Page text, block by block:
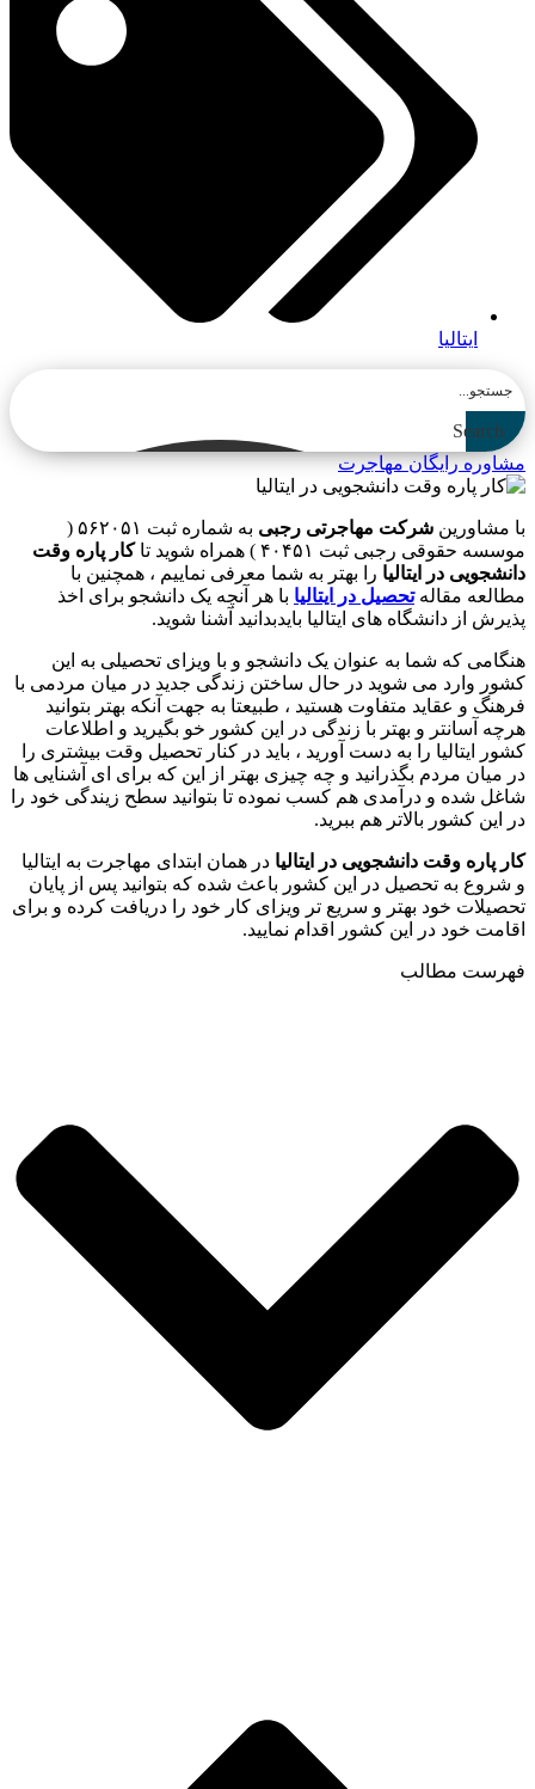
ایتالیا
Search
مشاوره رایگان مهاجرت
با مشاورین شرکت مهاجرتی رجبی
به شماره ثبت ۵۶۲۰۵۱ (
موسسه حقوقی رجبی ثبت ۴۰۴۵۱ ) همراه شوید تا
كار پاره وقت
دانشجویی در ایتالیا را بهتر به شما معرفی نماییم ، همچنین با
مطالعه مقالهتحصیل در ایتالیا با هر آنچه یک دانشجو برای اخذ
پذیرش از دانشگاه های ایتالیا بایدبدانید آشنا شوید.
هنگامی که شما به عنوان یک دانشجو و با ویزای تحصیلی به این
کشور وارد می شوید در حال ساختن زندگی جدید در میان مردمی با
فرهنگ و عقاید متفاوت هستید ، طبیعتا به جهت آنکه بهتر بتوانید
هرچه آسانتر و بهتر با زندگی در این کشور خو بگیرید و اطلاعات
کشور ایتالیا را به دست آورید ، باید در کنار تحصیل وقت بیشتری را
در میان مردم بگذرانید و چه چیزی بهتر از این که برای ای آشنایی ها
شاغل شده و درآمدی هم کسب نموده تا بتوانید سطح زیندگی خود را
در این کشور بالاتر هم ببرید.
كار پاره وقت دانشجویی در ایتالیا در همان ابتدای مهاجرت به ایتالیا
و شروع به تحصیل در این کشور باعث شده که بتوانید پس از پایان
تحصیلات خود بهتر و سریع تر ویزای کار خود را دریافت کرده و برای
اقامت خود در این کشور اقدام نمایید.
فهرست مطالب